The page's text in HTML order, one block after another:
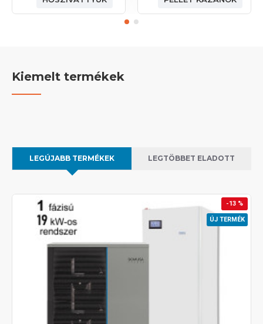
Kiemelt termékek
LEGÚJABB TERMÉKEK LEGTÖBBET ELADOTT
ÚJ TERMÉK
-13 %